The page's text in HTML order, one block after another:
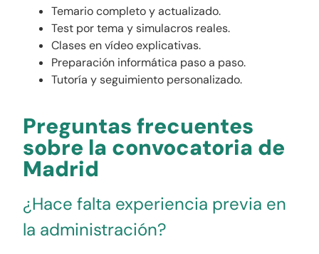
Temario completo y actualizado.
Test por tema y simulacros reales.
Clases en vídeo explicativas.
Preparación informática paso a paso.
Tutoría y seguimiento personalizado.
Preguntas frecuentes
sobre la convocatoria de
Madrid
¿Hace falta experiencia previa en
la administración?